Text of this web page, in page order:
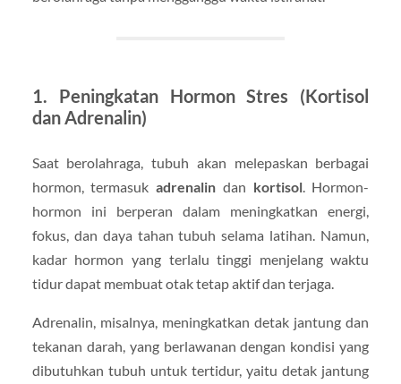
1. Peningkatan Hormon Stres (Kortisol
dan Adrenalin)
Saat berolahraga, tubuh akan melepaskan berbagai
hormon, termasukadrenalin dan kortisol. Hormon-
hormon ini berperan dalam meningkatkan energi,
fokus, dan daya tahan tubuh selama latihan. Namun,
kadar hormon yang terlalu tinggi menjelang waktu
tidur dapat membuat otak tetap aktif dan terjaga.
Adrenalin, misalnya, meningkatkan detak jantung dan
tekanan darah, yang berlawanan dengan kondisi yang
dibutuhkan tubuh untuk tertidur, yaitu detak jantung